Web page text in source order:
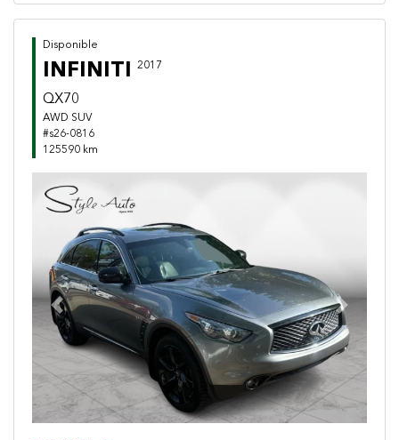
Disponible
INFINITI 2017
QX70
AWD SUV
#s26-0816
125590 km
Previous Next